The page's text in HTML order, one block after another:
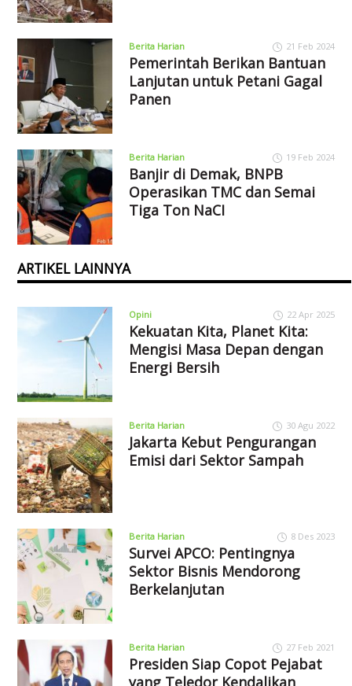
Berita Harian 21 Feb 2024
Pemerintah Berikan Bantuan
Lanjutan untuk Petani Gagal
Panen
Berita Harian 19 Feb 2024
Banjir di Demak, BNPB
Operasikan TMC dan Semai
Tiga Ton NaCI
ARTIKEL LAINNYA
Opini 22 Apr 2025
Kekuatan Kita, Planet Kita:
Mengisi Masa Depan dengan
Energi Bersih
Berita Harian 30 Agu 2022
Jakarta Kebut Pengurangan
Emisi dari Sektor Sampah
Berita Harian 8 Des 2023
Survei APCO: Pentingnya
Sektor Bisnis Mendorong
Berkelanjutan
Berita Harian 27 Feb 2021
Presiden Siap Copot Pejabat
yang Teledor Kendalikan